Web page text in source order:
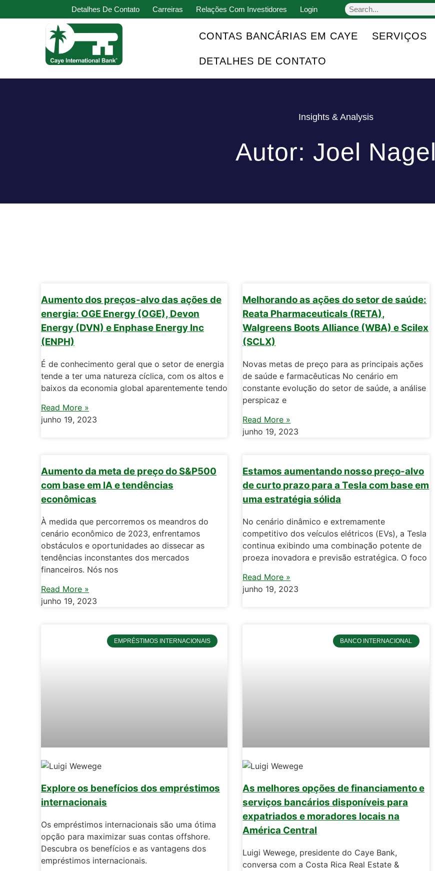
Detalhes De Contato Carreiras Relações Com Investidores Login
CONTAS BANCÁRIAS EM CAYE SERVIÇOS
DETALHES DE CONTATO
Insights & Analysis
Autor: Joel Nagel
Aumento dos preços-alvo das ações de
energia: OGE Energy (OGE), Devon
Energy (DVN) e Enphase Energy Inc
(ENPH)
É de conhecimento geral que o setor de energia
tende a ter uma natureza cíclica, com os altos e
baixos da economia global aparentemente tendo
Read More »
junho 19, 2023
Melhorando as ações do setor de saúde:
Reata Pharmaceuticals (RETA),
Walgreens Boots Alliance (WBA) e Scilex
(SCLX)
Novas metas de preço para as principais ações
de saúde e farmacêuticas No cenário em
constante evolução do setor de saúde, a análise
perspicaz e
Read More »
junho 19, 2023
Aumento da meta de preço do S&P500
com base em IA e tendências
econômicas
À medida que percorremos os meandros do
cenário econômico de 2023, enfrentamos
obstáculos e oportunidades ao dissecar as
tendências inconstantes dos mercados
financeiros. Nós nos
Read More »
junho 19, 2023
Estamos aumentando nosso preço-alvo
de curto prazo para a Tesla com base em
uma estratégia sólida
No cenário dinâmico e extremamente
competitivo dos veículos elétricos (EVs), a Tesla
continua exibindo uma combinação potente de
proeza inovadora e previsão estratégica. O foco
Read More »
junho 19, 2023
EMPRÉSTIMOS INTERNACIONAIS
Explore os benefícios dos empréstimos
internacionais
Os empréstimos internacionais são uma ótima
opção para maximizar suas contas offshore.
Descubra os benefícios e as vantagens dos
empréstimos internacionais.
BANCO INTERNACIONAL
As melhores opções de financiamento e
serviços bancários disponíveis para
expatriados e moradores locais na
América Central
Luigi Wewege, presidente do Caye Bank,
conversa com a Costa Rica Real Estate &